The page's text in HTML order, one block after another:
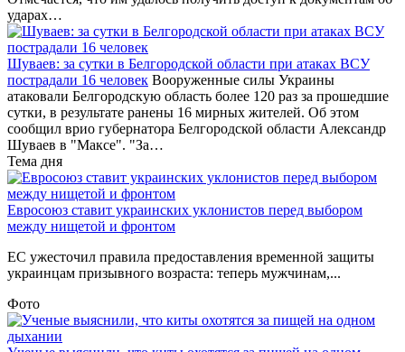
ударах…
Шуваев: за сутки в Белгородской области при атаках ВСУ
пострадали 16 человек Вооруженные силы Украины
атаковали Белгородскую область более 120 раз за прошедшие
сутки, в результате ранены 16 мирных жителей. Об этом
сообщил врио губернатора Белгородской области Александр
Шуваев в "Максе". "За…
Тема дня
Евросоюз ставит украинских уклонистов перед выбором
между нищетой и фронтом
ЕС ужесточил правила предоставления временной защиты
украинцам призывного возраста: теперь мужчинам,...
Фото